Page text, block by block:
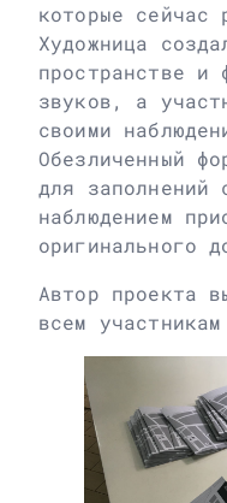
которые сейчас
Художница
пространстве и
звуков, а
своими
Обезличенный
для заполнений
наблюдением
оригинального
Автор проекта
всем